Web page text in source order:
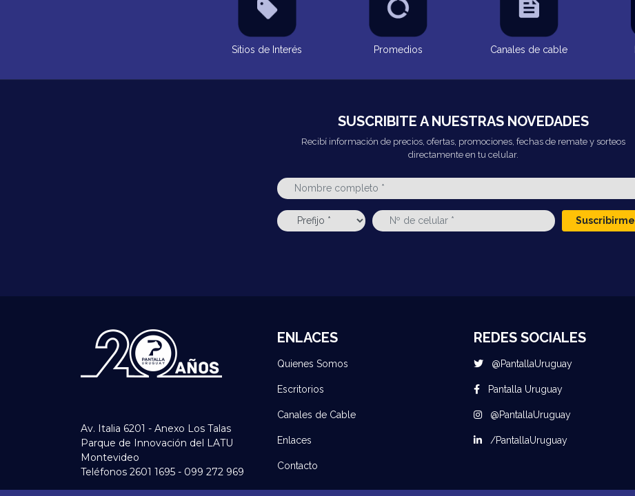
Sitios de Interés Promedios Canales de cable
SUSCRIBITE A NUESTRAS NOVEDADES
Recibí información de precios, ofertas, promociones, fechas de remate y sorteos
directamente en tu celular.
Suscribirme
Av. Italia 6201 - Anexo Los Talas
Parque de Innovación del LATU
Montevideo
Teléfonos 2601 1695 - 099 272 969
ENLACES
Quienes Somos
Escritorios
Canales de Cable
Enlaces
Contacto
REDES SOCIALES
@PantallaUruguay
Pantalla Uruguay
@PantallaUruguay
/PantallaUruguay